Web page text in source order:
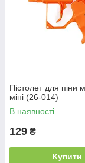
Пістолет для піни
міні (26-014)
В наявності
129 ₴
Купити